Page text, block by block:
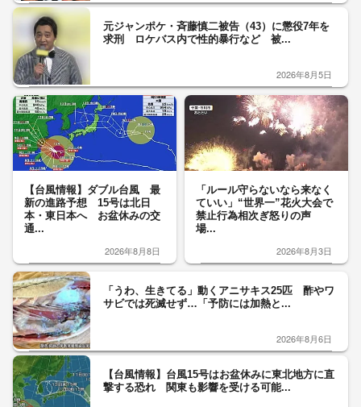
元ジャンポケ・斉藤慎二被告（43）に懲役7年を
求刑 ロケバス内で性的暴行など 被...
2026年8月5日
【台風情報】ダブル台風 最
新の進路予想 15号は北日
本・東日本へ お盆休みの交
通...
2026年8月8日
「ルール守らないなら来なく
ていい」“世界一”花火大会で
禁止行為相次ぎ怒りの声
場...
2026年8月3日
「うわ、生きてる」動くアニサキス25匹 酢やワ
サビでは死滅せず…「予防には加熱と...
2026年8月6日
【台風情報】台風15号はお盆休みに東北地方に直
撃する恐れ 関東も影響を受ける可能...